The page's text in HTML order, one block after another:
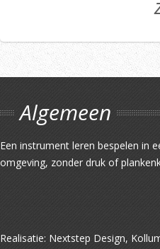
Algemeen
Een instrument leren bespelen in
omgeving, zonder druk of
Realisatie: Nextstep Design,